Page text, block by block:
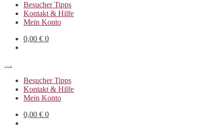
Besucher Tipps
Kontakt & Hilfe
Mein Konto
0,00 € 0
Besucher Tipps
Kontakt & Hilfe
Mein Konto
0,00 € 0